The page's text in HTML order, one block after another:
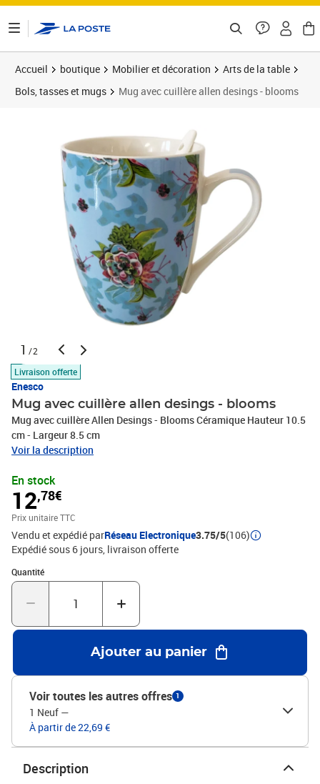
Accueil boutique Mobilier et décoration
Arts de la table
Bols, tasses et mugs
Mug avec cuillère allen desings - blooms
1 /2
Livraison offerte
Enesco
Mug avec cuillère allen desings - blooms
Mug avec cuillère Allen Desings - Blooms Céramique Hauteur 10.5
cm - Largeur 8.5 cm
Voir la description
En stock
12,78€
Prix unitaire TTC
Vendu et expédié parRéseau Electronique3.75/5(106)
Expédié sous 6 jours livraison offerte
Quantité
Quantité : 1
Ajouter au panier
Voir toutes les autres offres 1
1 Neuf —
À partir de 22,69 €
Description